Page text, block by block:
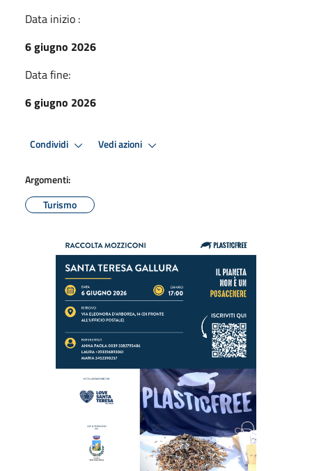
Data inizio :
6 giugno 2026
Data fine:
6 giugno 2026
Condividi Vedi azioni
Argomenti:
Turismo